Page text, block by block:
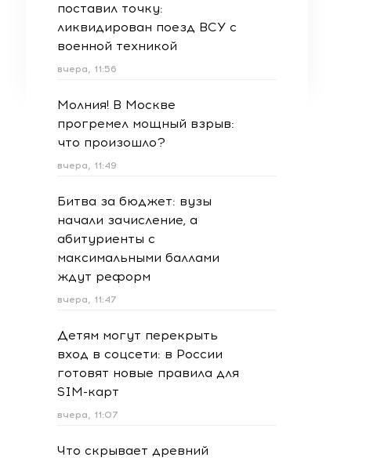
поставил точку:
ликвидирован поезд ВСУ с
военной техникой
вчера, 11:56
Молния! В Москве
прогремел мощный взрыв:
что произошло?
вчера, 11:49
Битва за бюджет: вузы
начали зачисление, а
абитуриенты с
максимальными баллами
ждут реформ
вчера, 11:47
Детям могут перекрыть
вход в соцсети: в России
готовят новые правила для
SIM-карт
вчера, 11:07
Что скрывает древний